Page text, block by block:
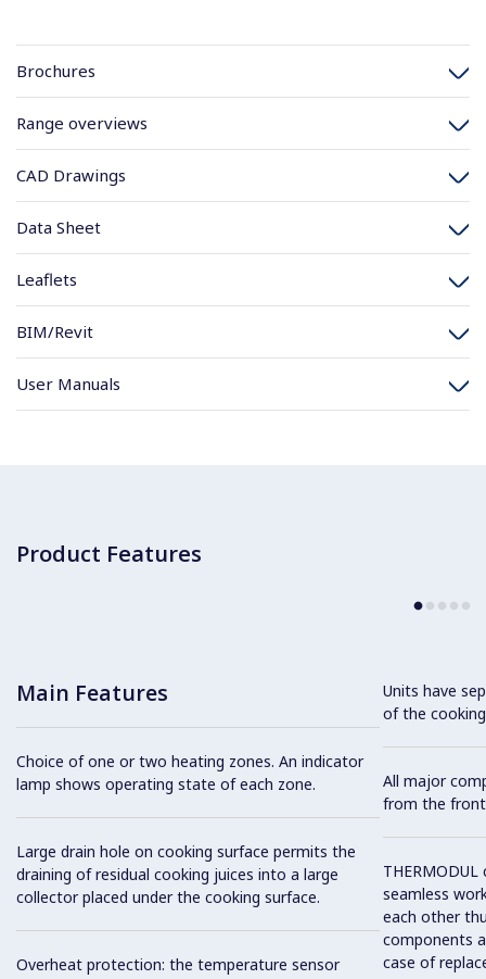
Brochures
Range overviews
CAD Drawings
Data Sheet
Leaflets
BIM/Revit
User Manuals
Product Features
Main Features
Choice of one or two heating zones. An indicator
lamp shows operating state of each zone.
Large drain hole on cooking surface permits the
draining of residual cooking juices into a large
collector placed under the cooking surface.
Overheat protection: the temperature sensor
Units have
of the
All major
from the
seamless
each other
components
case of